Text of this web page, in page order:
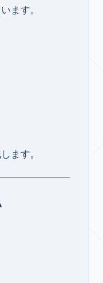
ます。
ます。